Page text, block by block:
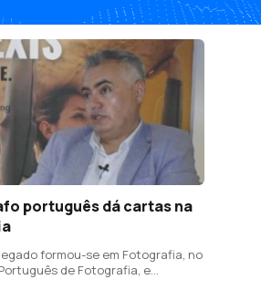
português dá cartas na
formou-se em Fotografia, no
de Fotografia, e